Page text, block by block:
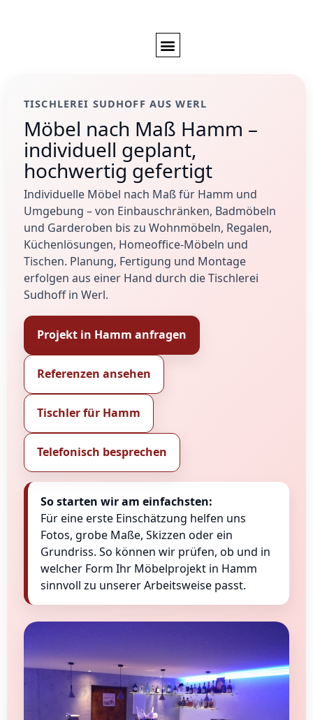
TISCHLEREI SUDHOFF AUS WERL
Möbel nach Maß Hamm –
individuell geplant,
hochwertig gefertigt
Individuelle Möbel nach Maß für Hamm und
Umgebung – von Einbauschränken, Badmöbeln
und Garderoben bis zu Wohnmöbeln, Regalen,
Küchenlösungen, Homeoffice-Möbeln und
Tischen. Planung, Fertigung und Montage
erfolgen aus einer Hand durch die Tischlerei
Sudhoff in Werl.
Projekt in Hamm anfragen
Referenzen ansehen
Tischler für Hamm
Telefonisch besprechen
So starten wir am einfachsten:
Für eine erste Einschätzung helfen uns
Fotos, grobe Maße, Skizzen oder ein
Grundriss. So können wir prüfen, ob und in
welcher Form Ihr Möbelprojekt in Hamm
sinnvoll zu unserer Arbeitsweise passt.